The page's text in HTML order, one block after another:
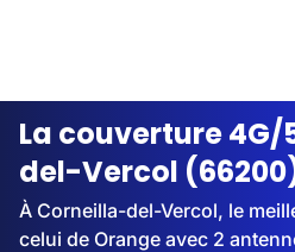
Streaming
La couverture
del-Vercol
À Corneilla-del-Vercol, le
celui de Orange avec 2